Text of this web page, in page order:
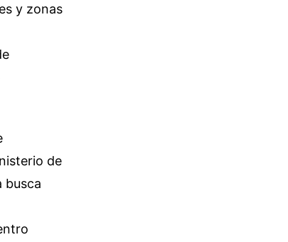
y zonas
de
busca